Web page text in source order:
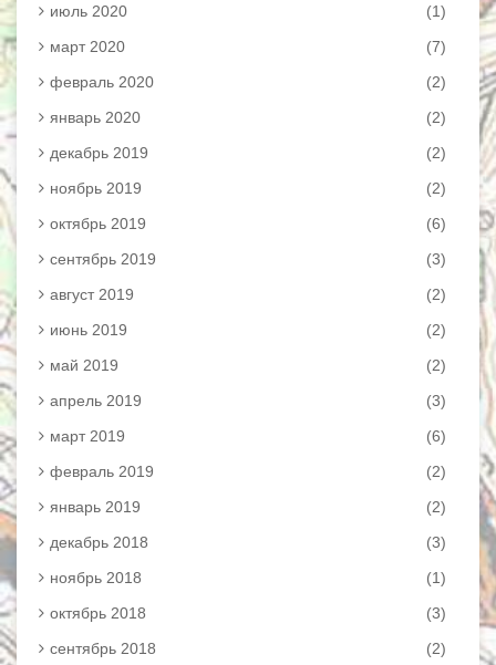
июль 2020
(1)
март 2020
(7)
февраль 2020
(2)
январь 2020
(2)
декабрь 2019
(2)
ноябрь 2019
(2)
октябрь 2019
(6)
сентябрь 2019
(3)
август 2019
(2)
июнь 2019
(2)
май 2019
(2)
апрель 2019
(3)
март 2019
(6)
февраль 2019
(2)
январь 2019
(2)
декабрь 2018
(3)
ноябрь 2018
(1)
октябрь 2018
(3)
сентябрь 2018
(2)